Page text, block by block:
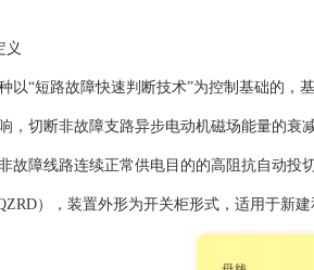
义
以“短路故障快速判断技术”为控制基础的，
，切断非故障支路异步电动机磁场能量的衰
故障线路连续正常供电目的的高阻抗自动投
），装置外形为开关柜形式，适用于新建